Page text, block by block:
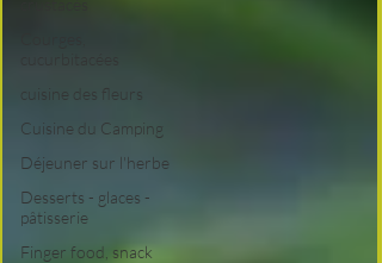
cuisine des fleurs
Cuisine du Camping
Déjeuner sur l'herbe
Desserts - glaces -
pâtisserie
Finger food, snack